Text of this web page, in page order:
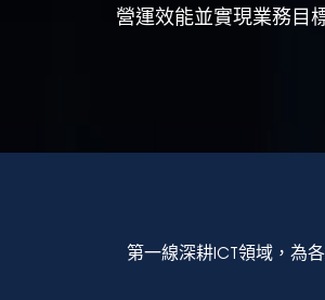
營運效能並實現業務目
第一線深耕ICT領域，為